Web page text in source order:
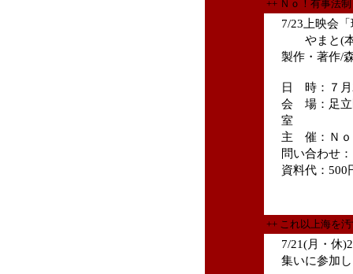
++ Ｎｏ！有事法
7/23上映会
まと(本土
製作・著作/
日 時：７月
会 場：足立
室
主 催：Ｎｏ
問い合わせ
資料代：500
++ これ以上海を
7/21(月・休
集いに参加